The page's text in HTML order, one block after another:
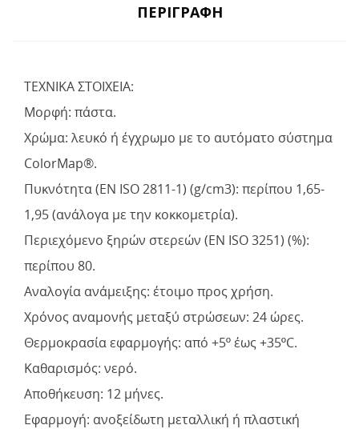
ΠΕΡΙΓΡΑΦΉ
ΤΕΧΝΙΚΑ ΣΤΟΙΧΕΙΑ:
Μορφή: πάστα.
Χρώμα: λευκό ή έγχρωμο με το αυτόματο σύστημα
ColorMap®.
Πυκνότητα (EN ISO 2811-1) (g/cm3): περίπου 1,65-
1,95 (ανάλογα με την κοκκομετρία).
Περιεχόμενο ξηρών στερεών (EN ISO 3251) (%):
περίπου 80.
Αναλογία ανάμειξης: έτοιμο προς χρήση.
Χρόνος αναμονής μεταξύ στρώσεων: 24 ώρες.
Θερμοκρασία εφαρμογής: από +5º έως +35ºC.
Καθαρισμός: νερό.
Αποθήκευση: 12 μήνες.
Εφαρμογή: ανοξείδωτη μεταλλική ή πλαστική